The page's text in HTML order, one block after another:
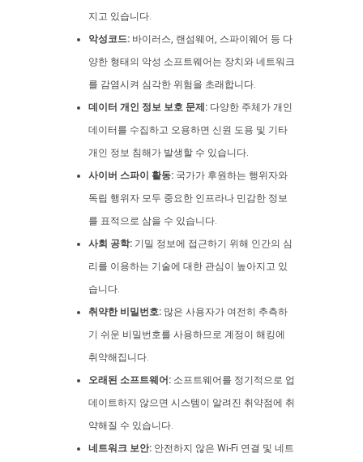
지고 있습니다.
악성코드: 바이러스, 랜섬웨어, 스파이웨어 등 다
양한 형태의 악성 소프트웨어는 장치와 네트워크
를 감염시켜 심각한 위험을 초래합니다.
데이터 개인 정보 보호 문제: 다양한 주체가 개인
데이터를 수집하고 오용하면 신원 도용 및 기타
개인 정보 침해가 발생할 수 있습니다.
사이버 스파이 활동: 국가가 후원하는 행위자와
독립 행위자 모두 중요한 인프라나 민감한 정보
를 표적으로 삼을 수 있습니다.
사회 공학: 기밀 정보에 접근하기 위해 인간의 심
리를 이용하는 기술에 대한 관심이 높아지고 있
습니다.
취약한 비밀번호: 많은 사용자가 여전히 추측하
기 쉬운 비밀번호를 사용하므로 계정이 해킹에
취약해집니다.
오래된 소프트웨어: 소프트웨어를 정기적으로 업
데이트하지 않으면 시스템이 알려진 취약점에 취
약해질 수 있습니다.
네트워크 보안: 안전하지 않은 Wi-Fi 연결 및 네트